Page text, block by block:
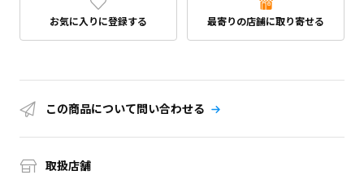
お気に入りに登録する 最寄りの店舗に取り寄せる
この商品について問い合わせる
取扱店舗